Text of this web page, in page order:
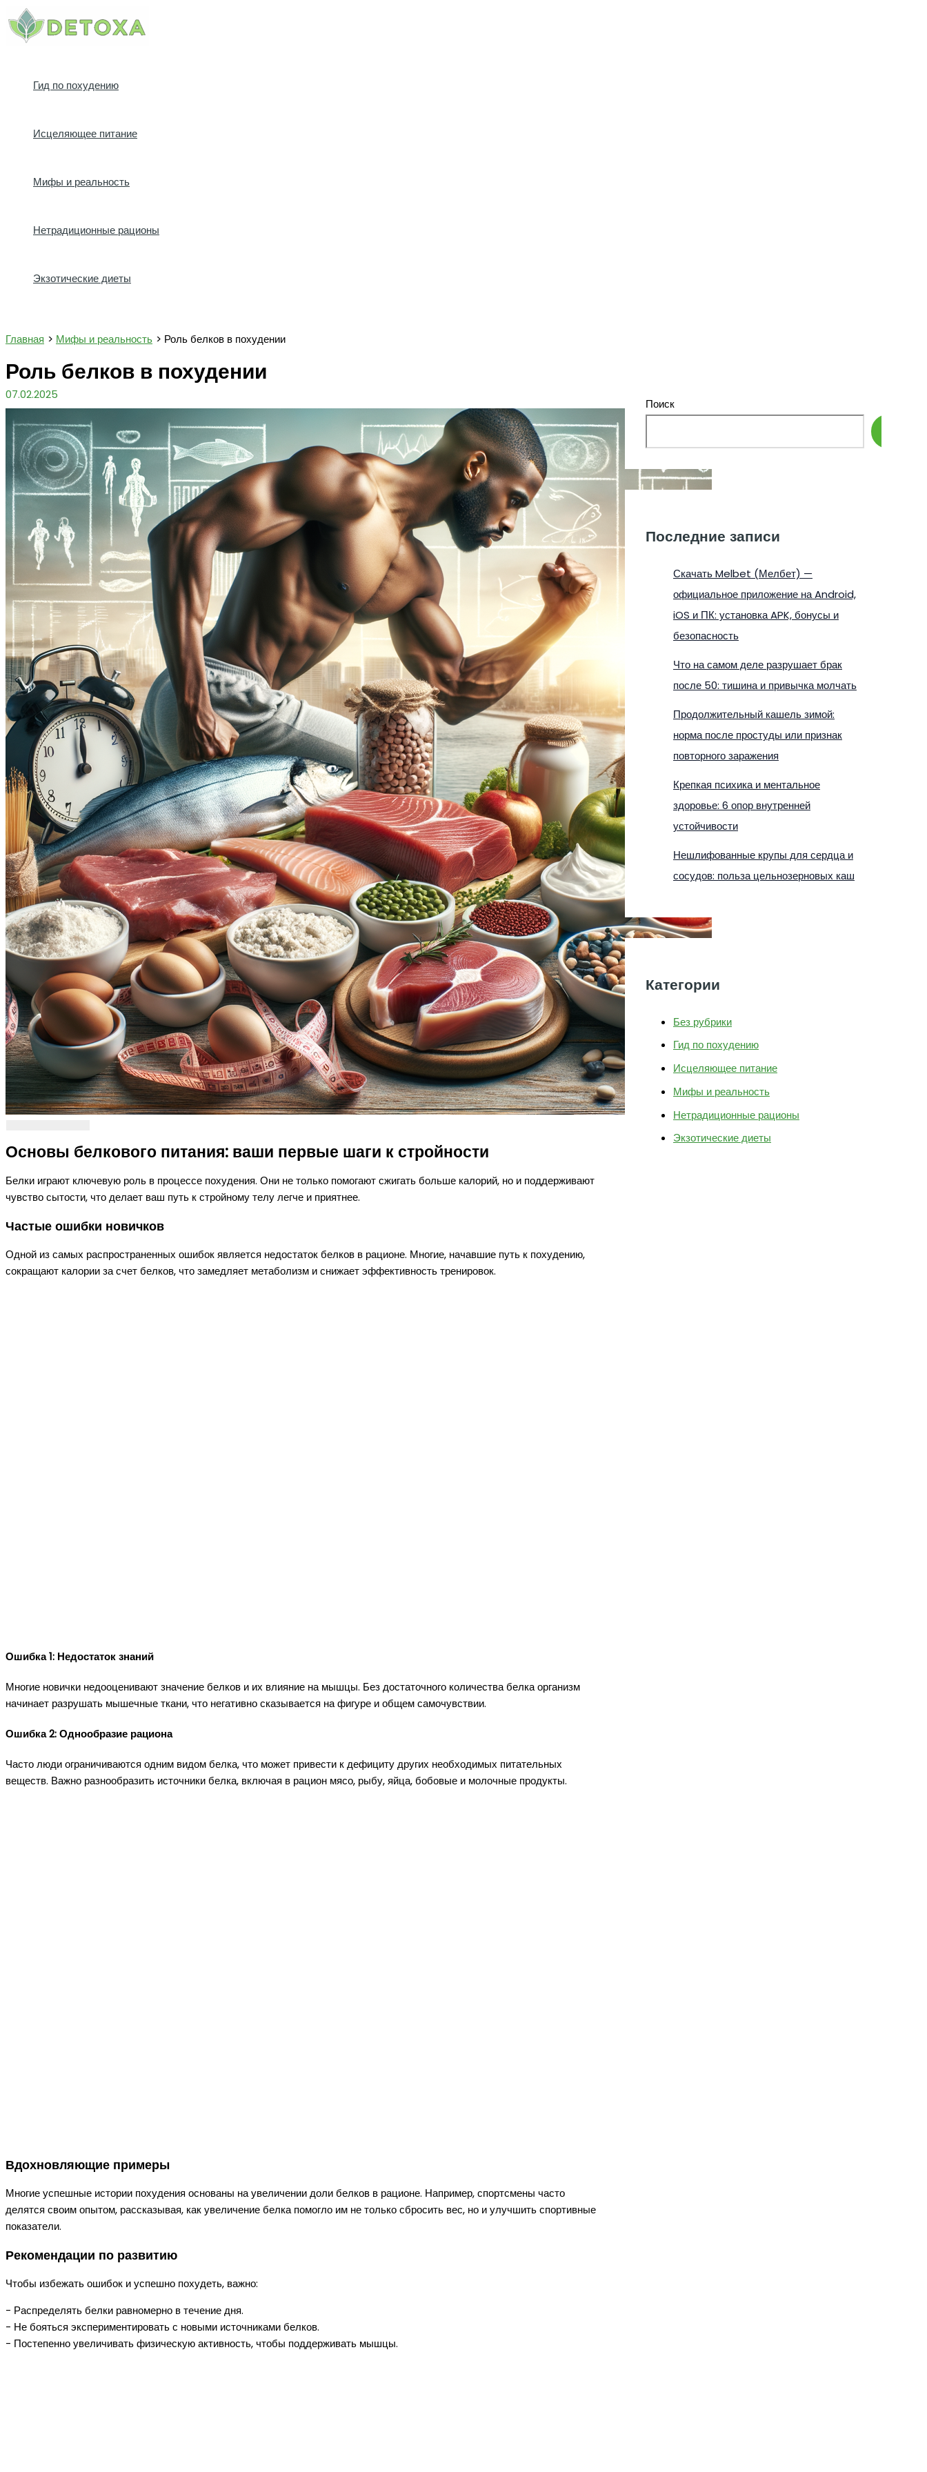
Перейти
к
содержимому
Гид по похудению
Исцеляющее питание
Мифы и реальность
Нетрадиционные рационы
Экзотические диеты
Главная Мифы и реальность Роль белков в похудении
Роль белков в похудении
07.02.2025
Основы белкового питания: ваши первые шаги к стройности
Белки играют ключевую роль в процессе похудения. Они не только помогают сжигать больше калорий, но и поддерживают
чувство сытости, что делает ваш путь к стройному телу легче и приятнее.
Частые ошибки новичков
Одной из самых распространенных ошибок является недостаток белков в рационе. Многие, начавшие путь к похудению,
сокращают калории за счет белков, что замедляет метаболизм и снижает эффективность тренировок.
Ошибка 1: Недостаток знаний
Многие новички недооценивают значение белков и их влияние на мышцы. Без достаточного количества белка организм
начинает разрушать мышечные ткани, что негативно сказывается на фигуре и общем самочувствии.
Ошибка 2: Однообразие рациона
Часто люди ограничиваются одним видом белка, что может привести к дефициту других необходимых питательных
веществ. Важно разнообразить источники белка, включая в рацион мясо, рыбу, яйца, бобовые и молочные продукты.
Вдохновляющие примеры
Многие успешные истории похудения основаны на увеличении доли белков в рационе. Например, спортсмены часто
делятся своим опытом, рассказывая, как увеличение белка помогло им не только сбросить вес, но и улучшить спортивные
показатели.
Рекомендации по развитию
Чтобы избежать ошибок и успешно похудеть, важно:
- Распределять белки равномерно в течение дня.
- Не бояться экспериментировать с новыми источниками белков.
- Постепенно увеличивать физическую активность, чтобы поддерживать мышцы.
Поиск
Последние записи
Скачать Melbet (Мелбет) —
официальное приложение на Android,
iOS и ПК: установка APK, бонусы и
безопасность
Что на самом деле разрушает брак
после 50: тишина и привычка молчать
Продолжительный кашель зимой:
норма после простуды или признак
повторного заражения
Крепкая психика и ментальное
здоровье: 6 опор внутренней
устойчивости
Нешлифованные крупы для сердца и
сосудов: польза цельнозерновых каш
Категории
Без рубрики
Гид по похудению
Исцеляющее питание
Мифы и реальность
Нетрадиционные рационы
Экзотические диеты